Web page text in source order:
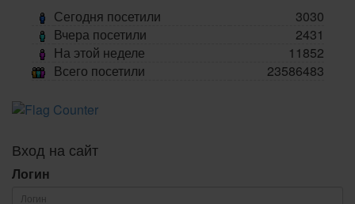
Сегодня посетили
3030
Вчера посетили
2431
На этой неделе
11852
Всего посетили
23586483
Вход на сайт
Логин